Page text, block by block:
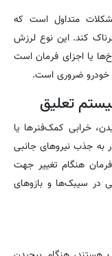
متداول است که
کند. این نوع لرزش
یا اجزای فرمان است
خودرو ضروری است.
خرابی کمک‌فنرها یا
جذب نیروهای جانبی
هنگام تغییر جهت
در سیبک‌ها و بازوهای